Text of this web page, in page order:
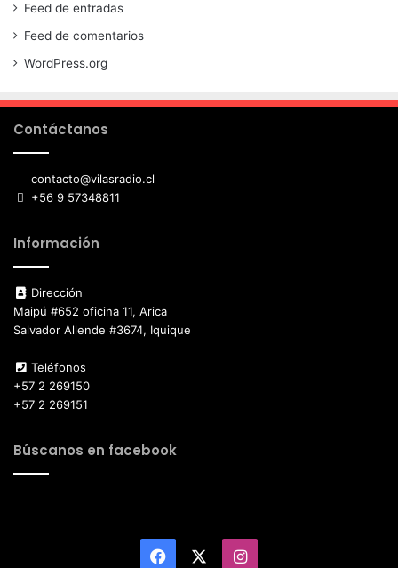
Feed de entradas
Feed de comentarios
WordPress.org
Contáctanos
contacto@vilasradio.cl
+56 9 57348811
Información
Dirección
Maipú #652 oficina 11, Arica
Salvador Allende #3674, Iquique
Teléfonos
+57 2 269150
+57 2 269151
Búscanos en facebook
Facebook Instagram